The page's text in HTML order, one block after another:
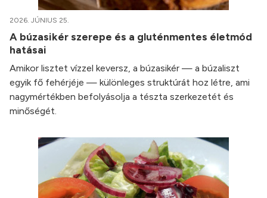
2026. JÚNIUS 25.
A búzasikér szerepe és a gluténmentes életmód
hatásai
Amikor lisztet vízzel keversz, a búzasikér — a búzaliszt
egyik fő fehérjéje — különleges struktúrát hoz létre, ami
nagymértékben befolyásolja a tészta szerkezetét és
minőségét.